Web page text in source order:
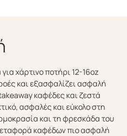
χάρτινο ποτήρι 12-16oz
και εξασφαλίζει ασφαλή
καφέδες και ζεστά
ασφαλές και εύκολο στη
και τη φρεσκάδα του
καφέδων πιο ασφαλή